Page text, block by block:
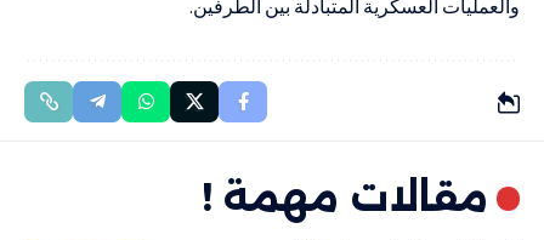
والعمليات العسكرية المتبادلة بين الطرفين.
مقالات مهمة !